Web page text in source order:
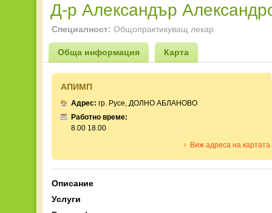
Д-р Александър
Специалност: Общопрактикуващ лекар
Обща информация Карта
АПИМП
Адрес: гр. Русе, ДОЛНО АБЛАНОВО
Работно време:
8.00 18.00
Виж адреса на картата
Описание
Услуги